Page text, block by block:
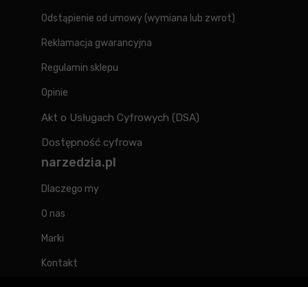
Odstąpienie od umowy (wymiana lub zwrot)
Reklamacja gwarancyjna
Regulamin sklepu
Opinie
Akt o Usługach Cyfrowych (DSA)
Dostępność cyfrowa
narzedzia.pl
Dlaczego my
O nas
Marki
Kontakt